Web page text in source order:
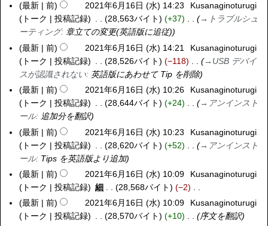
最新
前 2021年6月16日 (水) 14:23
Kusanaginoturugi
トーク
投稿記録 28,563バイト +37 → トラブルシュ
ーティング:章立ての変更(英語版に追従)
最新
前 2021年6月16日 (水) 14:21
Kusanaginoturugi
トーク
投稿記録 28,526バイト −118 → USB デバイ
スが認識されない: 英語版にあわせて Tip を削除
最新
前 2021年6月16日 (水) 10:26
Kusanaginoturugi
トーク
投稿記録 28,644バイト +24 → アンインスト
ール: 追加分を翻訳
最新
前 2021年6月16日 (水) 10:23
Kusanaginoturugi
トーク
投稿記録 28,620バイト +52 → アンインスト
ール: Tips を英語版より追加
最新
前 2021年6月16日 (水) 10:09
Kusanaginoturugi
トーク
投稿記録 細 28,568バイト
−2
編
集
最新 前 2021年6月16日 (水) 10:09
Kusanaginoturugi
トーク
投稿記録 28,570バイト +10
序文を翻訳